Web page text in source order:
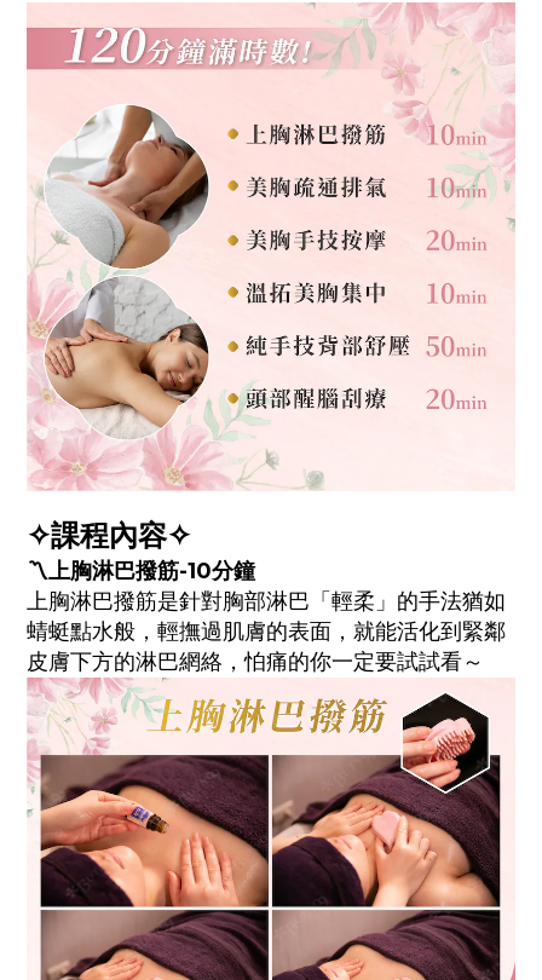
✧課程內容✧
〽️上胸淋巴撥筋-10分鐘
上胸淋巴撥筋是針對胸部淋巴「輕柔」的手法猶如
蜻蜓點水般，輕撫過肌膚的表面，就能活化到緊鄰
皮膚下方的淋巴網絡，怕痛的你一定要試試看～